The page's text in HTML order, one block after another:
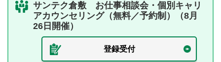
サンテク倉敷 お仕事相談会・個別キャリ
アカウンセリング（無料／予約制）（8月
26日開催）
登録受付